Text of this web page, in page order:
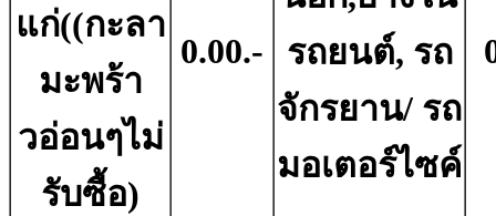
แก่((กะลา
มะพร้า
วอ่อนๆไม่
รับซื้อ)
0.00.-
รถยนต์, รถ
จักรยาน/ รถ
มอเตอร์ไซค์